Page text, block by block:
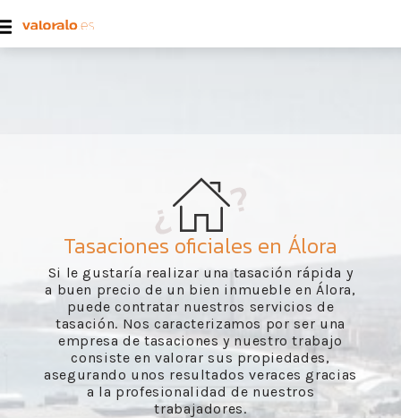
Tasaciones oficiales en Álora
Si le gustaría realizar una tasación rápida y
a buen precio de un bien inmueble en Álora,
puede contratar nuestros servicios de
tasación. Nos caracterizamos por ser una
empresa de tasaciones y nuestro trabajo
consiste en valorar sus propiedades,
asegurando unos resultados veraces gracias
a la profesionalidad de nuestros
trabajadores.